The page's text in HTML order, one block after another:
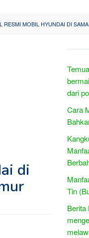
RESMI MOBIL HYUNDAI DI
di
dari
Cara
Tin
Berita